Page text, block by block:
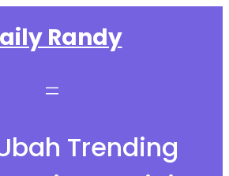
Randy
Trending